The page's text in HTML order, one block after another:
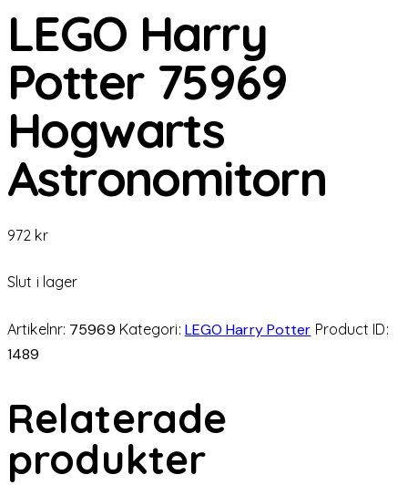
LEGO Harry
Potter 75969
Hogwarts
Astronomitorn
972 kr
Slut i lager
Artikelnr: 75969 Kategori: LEGO Harry Potter Product ID:
1489
Relaterade
produkter